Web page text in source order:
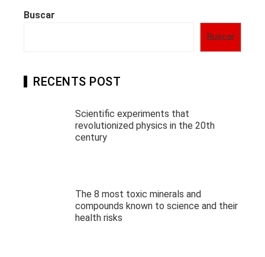
Buscar
Buscar
RECENTS POST
Scientific experiments that
revolutionized physics in the 20th
century
The 8 most toxic minerals and
compounds known to science and their
health risks